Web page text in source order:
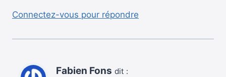
Connectez-vous pour répondre
Fabien Fons dit :